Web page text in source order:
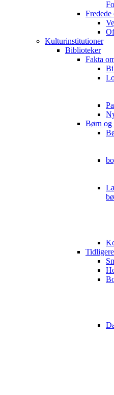
Kulturinstitutioner
Biblioteker
Fakta
Børn